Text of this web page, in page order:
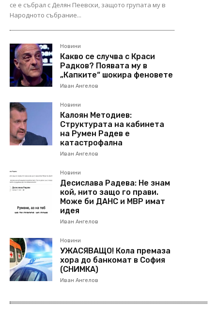
се е събрал с Делян Пеевски, защото групата му в
Народното събрание...
Новини
Какво се случва с Краси
Радков? Появата му в
„Капките“ шокира феновете
Иван Ангелов
Новини
Калоян Методиев:
Структурата на кабинета
на Румен Радев е
катастрофална
Иван Ангелов
Новини
Десислава Радева: Не знам
кой, нито защо го прави.
Може би ДАНС и МВР имат
идея
Иван Ангелов
Новини
УЖАСЯВАЩО! Кола премаза
хора до банкомат в София
(СНИМКА)
Иван Ангелов